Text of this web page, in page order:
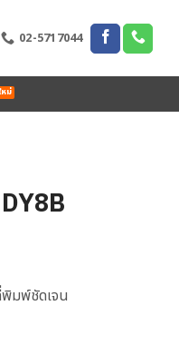
02-5717044
มพ์ชัดเจน